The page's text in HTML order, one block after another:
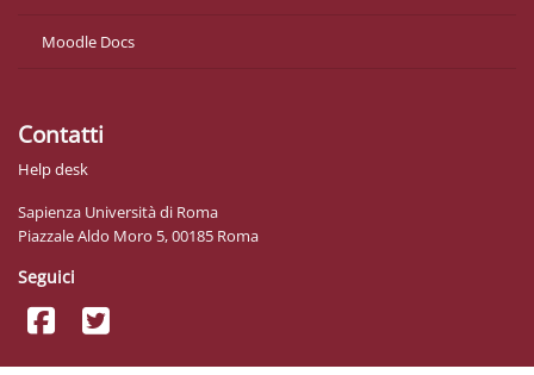
Moodle Docs
Contatti
Help desk
Sapienza Università di Roma
Piazzale Aldo Moro 5, 00185 Roma
Seguici